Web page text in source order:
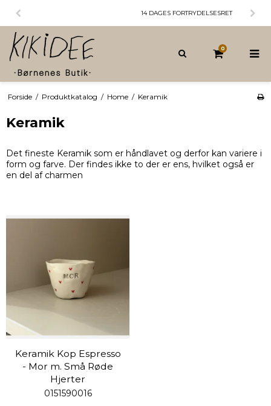
14 DAGES FORTRYDELSESRET
0
Forside / Produktkatalog / Home / Keramik
Keramik
Det fineste Keramik som er håndlavet og derfor kan variere i
form og farve. Der findes ikke to der er ens, hvilket også er
en del af charmen
Keramik Kop Espresso
- Mor m. Små Røde
Hjerter
0151590016